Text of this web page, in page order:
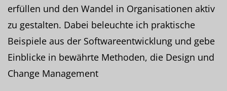
erfüllen und den Wandel in Organisationen aktiv
zu gestalten. Dabei beleuchte ich praktische
Beispiele aus der Softwareentwicklung und gebe
Einblicke in bewährte Methoden, die Design und
Change Management